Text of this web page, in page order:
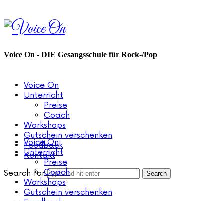
Voice
On
Voice On - DIE Gesangsschule für Rock-/Pop
Voice On
Unterricht
Preise
Coach
Workshops
Gutschein verschenken
Feedback
Kontakt
Search for
Voice On
Unterricht
Preise
Coach
Workshops
Gutschein verschenken